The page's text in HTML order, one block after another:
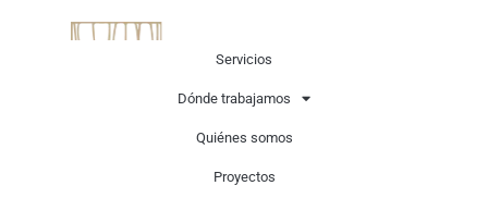
Llevamos 45 años creando suelos de madera de alta calidad
Servicios
Dónde trabajamos
Quiénes somos
Proyectos